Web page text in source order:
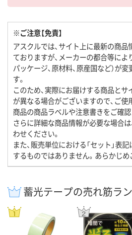
※ご注意【免責】
アスクルでは、サイト上に最新の商
ておりますが、メーカーの都合等により
パッケージ、原材料、原産国など）が
す。
このため、実際にお届けする商品と
が異なる場合がございますので、ご
商品の商品ラベルや注意書きをご確認
さらに詳細な商品情報が必要な場合
わせください。
また、販売単位における「セット」表
するものではありません。あらかじめ
蓄光テープの売れ筋ラ